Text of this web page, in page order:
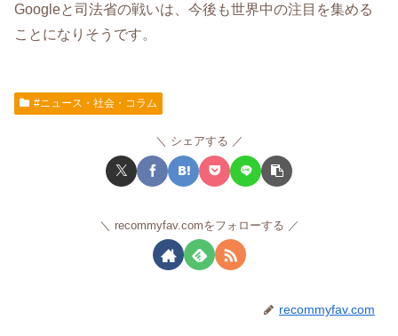
Googleと司法省の戦いは、今後も世界中の注目を集める
ことになりそうです。
#ニュース・社会・コラム
シェアする
recommyfav.comをフォローする
recommyfav.com